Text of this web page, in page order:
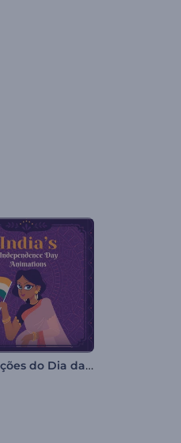
Animações do Dia da Independência da Índia